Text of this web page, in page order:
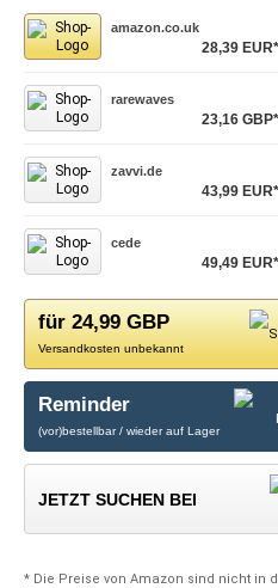
amazon.co.uk
28,39 EUR*
rarewaves
23,16 GBP*
zavvi.de
43,99 EUR*
cede
49,49 EUR*
für 24,99 GBP
Versandkosten unbekannt
Reminder
(vor)bestellbar / wieder auf Lager
JETZT SUCHEN BEI
* Die Preise von Amazon sind nicht in